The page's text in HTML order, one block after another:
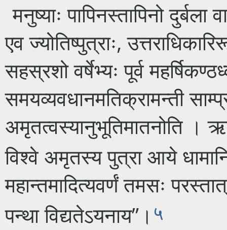
मनुष्याः पापिनस्तापिनो
एव ज्योतिष्पुत्राः,
सहस्रशो वर्षेभ्यः पूर्व
समयव्यवधानमतिक्रामन्ती
अमृतत्वस्यानुभूतिमातनोति ।
विश्वे अमृतस्य पुत्रा आये
महान्तमादित्यवर्णं तमसः
पन्थाविद्यतेऽयनाय”। ५